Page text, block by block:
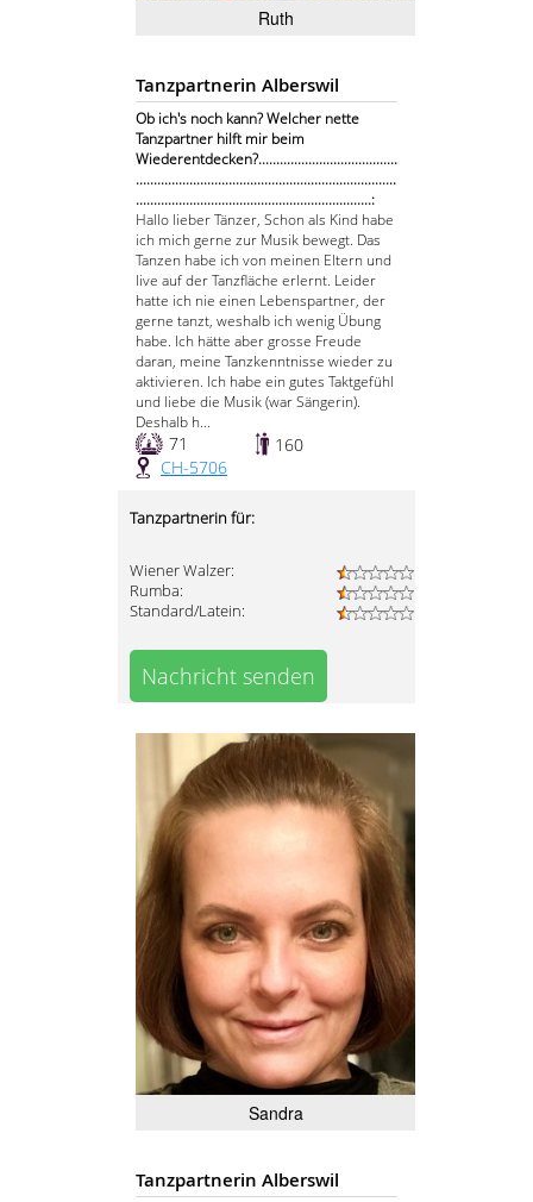
Ruth
Tanzpartnerin Alberswil
Ob ich's noch kann? Welcher nette
Tanzpartner hilft mir beim
Wiederentdecken?.......................................
.........................................................................
..................................................................:
Hallo lieber Tänzer, Schon als Kind habe
ich mich gerne zur Musik bewegt. Das
Tanzen habe ich von meinen Eltern und
live auf der Tanzfläche erlernt. Leider
hatte ich nie einen Lebenspartner, der
gerne tanzt, weshalb ich wenig Übung
habe. Ich hätte aber grosse Freude
daran, meine Tanzkenntnisse wieder zu
aktivieren. Ich habe ein gutes Taktgefühl
und liebe die Musik (war Sängerin).
Deshalb h...
71
160
CH-5706
Tanzpartnerin für:
Wiener Walzer:
Rumba:
Standard/Latein:
Nachricht senden
Sandra
Tanzpartnerin Alberswil